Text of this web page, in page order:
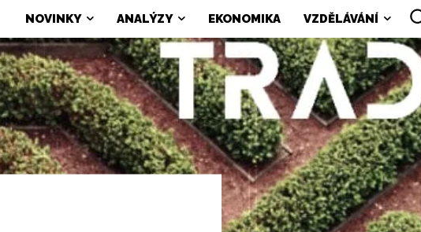
NOVINKY ANALÝZY EKONOMIKA VZDĚLÁVÁNÍ